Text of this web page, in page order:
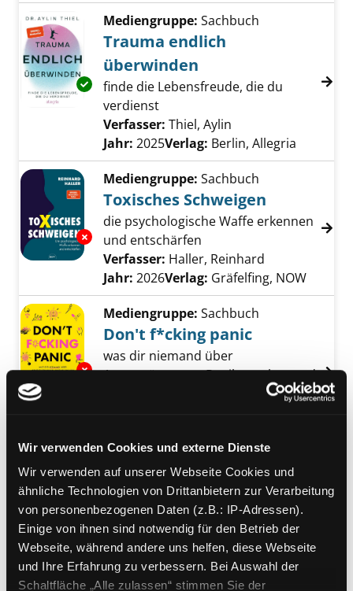
Wir verwenden Cookies und externe Dienste
Wir verwenden auf unserer Webseite Cookies und
ähnliche Technologien von Drittanbietern zur Verarbeitung
von personenbezogenen Daten (z.B.: IP-Adressen).
Einige von ihnen sind notwendig für den Betrieb der
Webseite, während andere uns helfen, diese Webseite
und Ihre Erfahrung zu verbessern. Bei Auswahl der
Schaltfläche „Alle zulassen“ stimmen Sie der
Exemplar-Details von Trauma endlich
Mediengruppe: Sachbuch
Trauma endlich
überwinden
finde die Lebensfreude, die du
verdienst
Verfasser: Thiel, Aylin
Jahr: 2025Verlag: Berlin, Allegria
Exemplar-Details von Toxisches Schweigen
Mediengruppe: Sachbuch
Toxisches Schweigen
die psychologische Waffe erkennen
und entschärfen
Verfasser: Haller, Reinhard
Jahr: 2026Verlag: Gräfelfing, NOW
Exemplar-Details von Don't f*cking panic
Mediengruppe: Sachbuch
Don't f*cking panic
was dir niemand über
Angststörungen, Panikattacken und
Exemplar-Details von Willst du normal sein
Mediengruppe:Sachbuch
Willst du normal sein oder
glücklich?
Aufbruch in ein neues Leben und
Lieben
Verfasser:Betz, RobertSuche nach